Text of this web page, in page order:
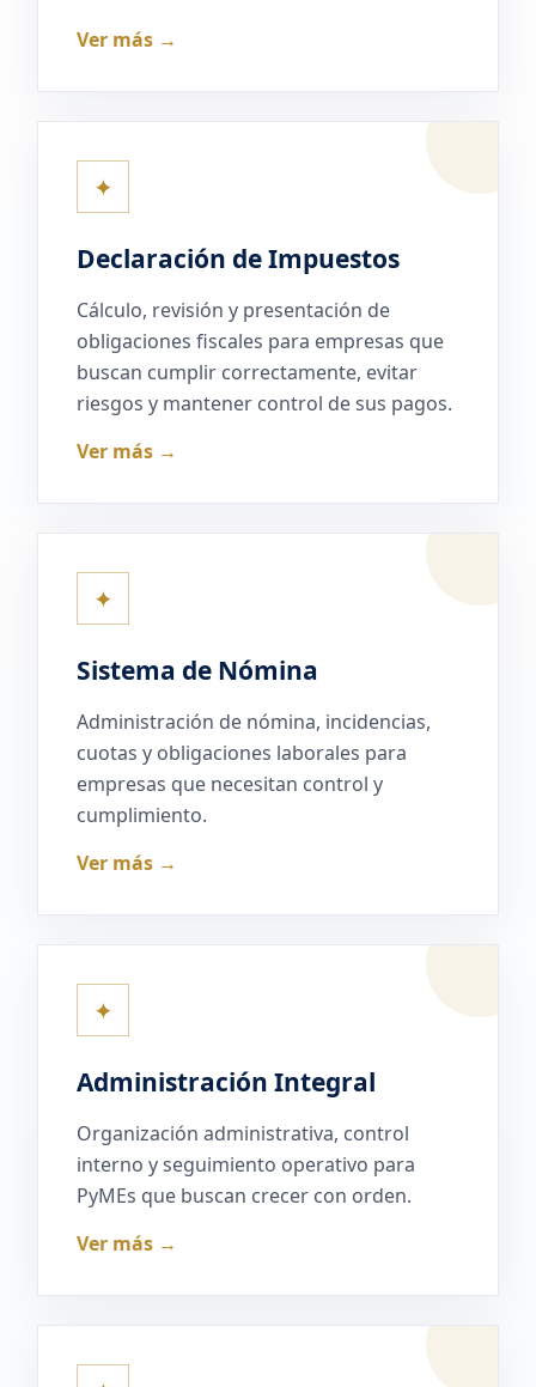
Ver más →
✦
Declaración de Impuestos
Cálculo, revisión y presentación de
obligaciones fiscales para empresas que
buscan cumplir correctamente, evitar
riesgos y mantener control de sus pagos.
Ver más →
✦
Sistema de Nómina
Administración de nómina, incidencias,
cuotas y obligaciones laborales para
empresas que necesitan control y
cumplimiento.
Ver más →
✦
Administración Integral
Organización administrativa, control
interno y seguimiento operativo para
PyMEs que buscan crecer con orden.
Ver más →